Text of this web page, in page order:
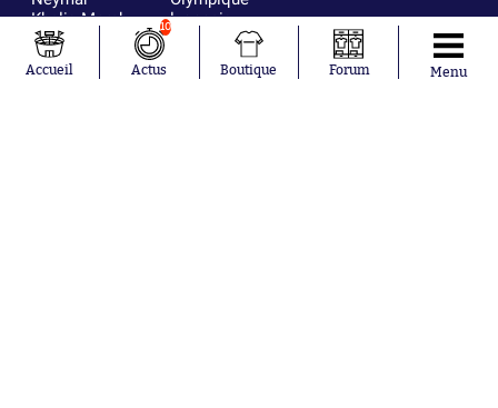
Khalis Merah
Loïs Openda
Moussa
Niakhaté
lyonnais
FIFA
Real Madrid
RC Strasbourg
Accueil
10
Actus Boutique Forum Menu